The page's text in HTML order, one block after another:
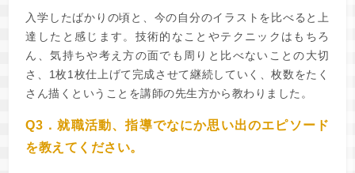
入学したばかりの頃と、今の自分のイラストを比べると上
達したと感じます。技術的なことやテクニックはもちろ
ん、気持ちや考え方の面でも周りと比べないことの大切
さ、1枚1枚仕上げて完成させて継続していく、枚数をたく
さん描くということを講師の先生方から教わりました。
Q3．就職活動、指導でなにか思い出のエピソード
を教えてください。